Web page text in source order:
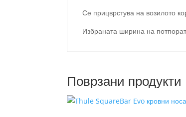
Се прицврстува на возилото
Избраната ширина на
Поврзани продукти